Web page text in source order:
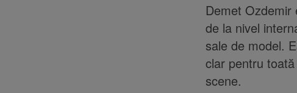
Demet
de la nivel
sale de model.
clar pentru
scene.